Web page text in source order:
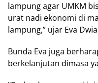
lampung agar UMKM
urat nadi ekonomi di
lampung,” ujar Eva
Bunda Eva juga
berkelanjutan dimasa